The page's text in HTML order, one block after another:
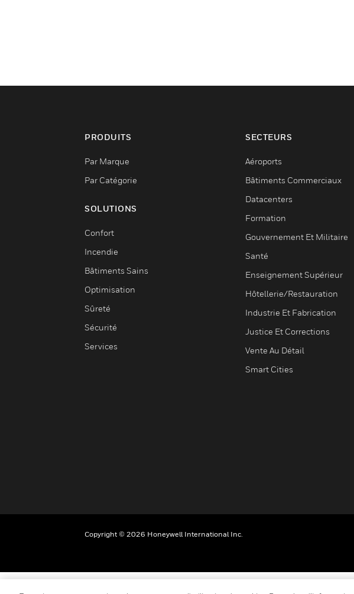
PRODUITS
Par Marque
Par Catégorie
SOLUTIONS
Confort
Incendie
Bâtiments Sains
Optimisation
Sûreté
Sécurité
Services
SECTEURS
Aéroports
Bâtiments Commerciaux
Datacenters
Formation
Gouvernement Et Militaire
Santé
Enseignement Supérieur
Hôtellerie/Restauration
Industrie Et Fabrication
Justice Et Corrections
Vente Au Détail
Smart Cities
Copyright © 2026 Honeywell International Inc.